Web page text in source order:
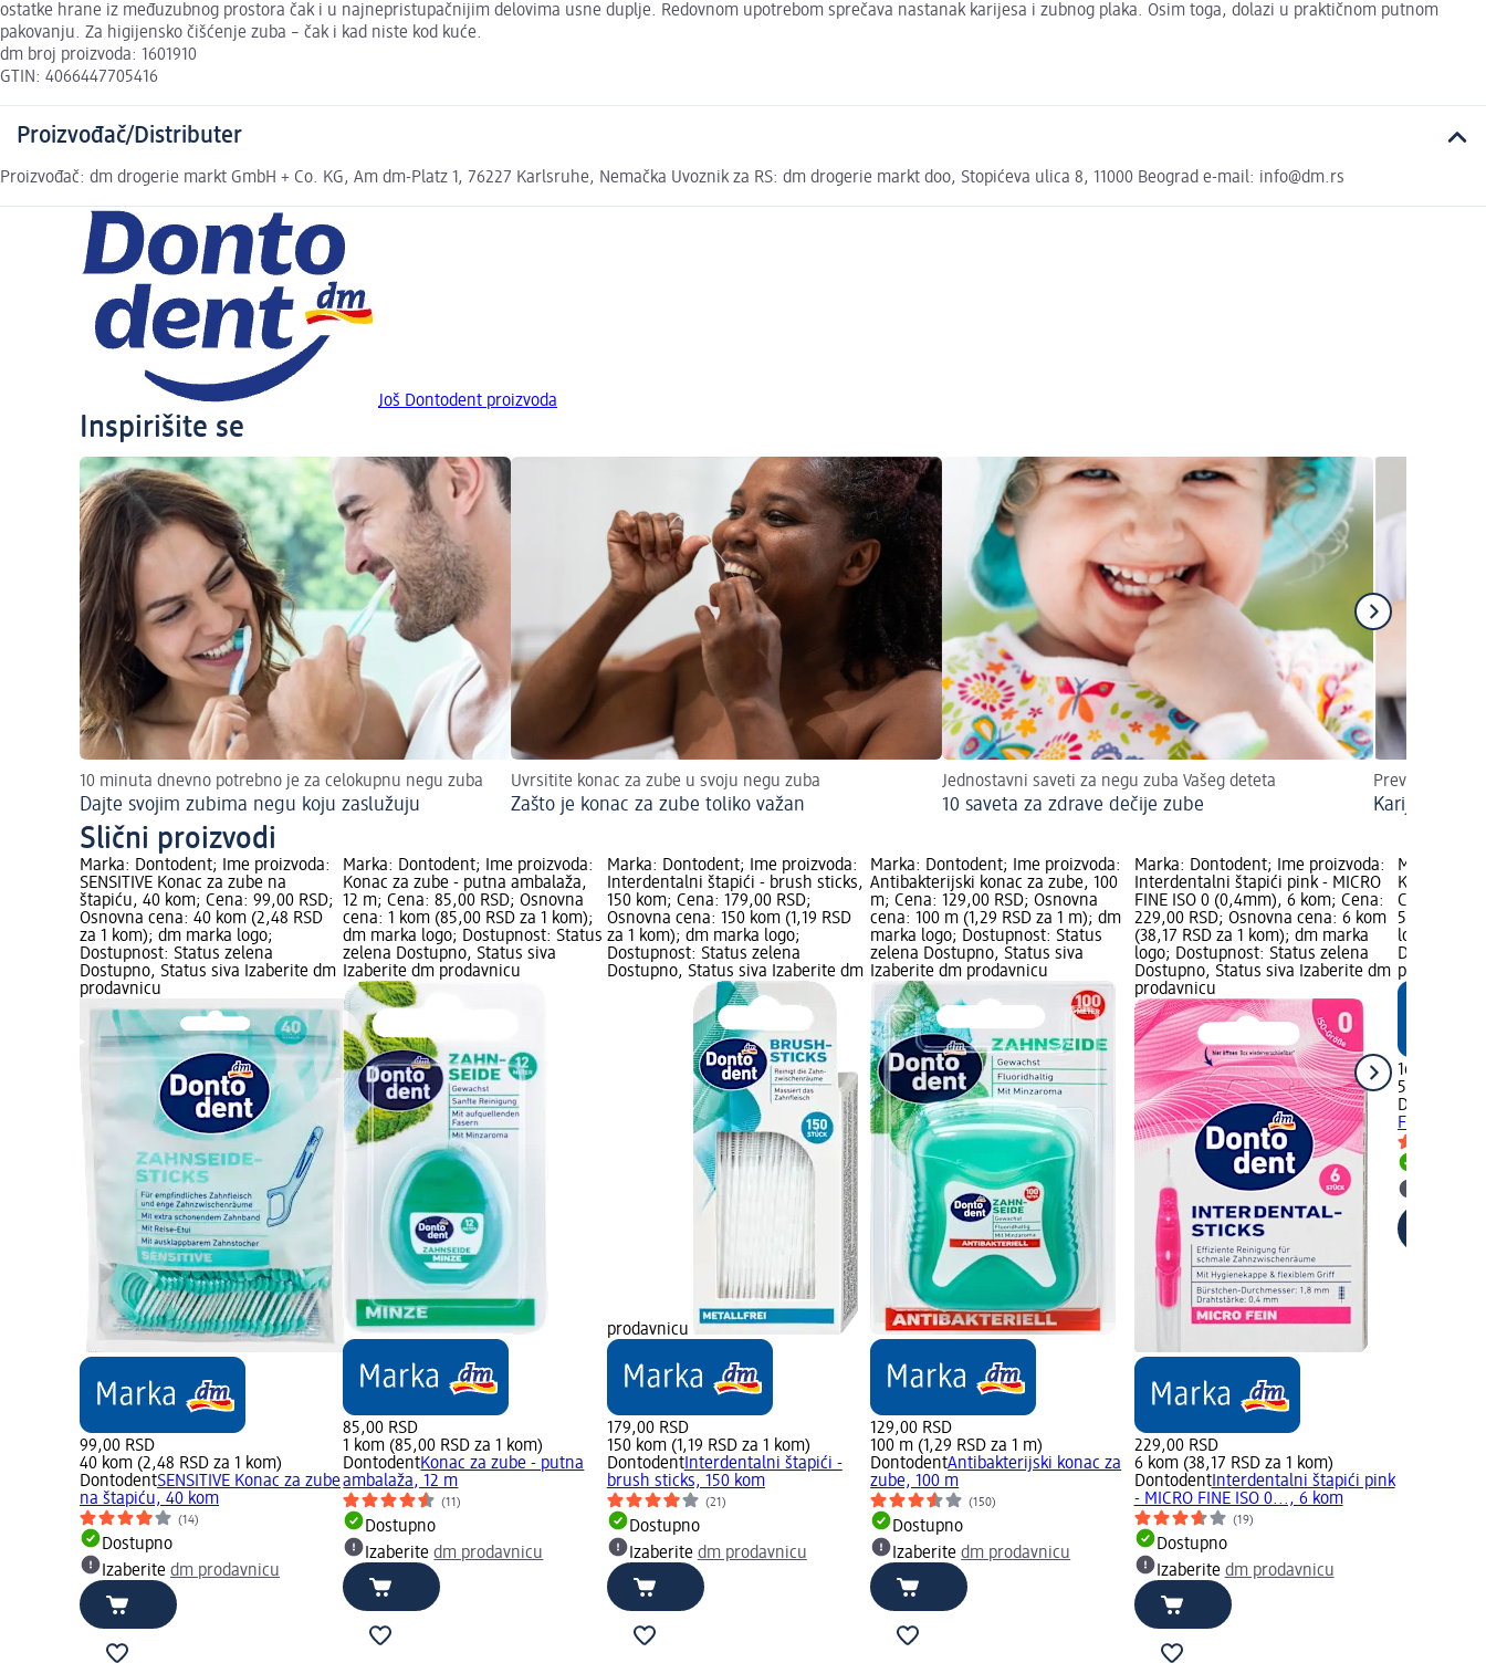
ostatke hrane iz međuzubnog prostora čak i u najnepristupačnijim delovima usne duplje. Redovnom upotrebom sprečava nastanak karijesa i zubnog plaka. Osim toga, dolazi u praktičnom putnom
pakovanju. Za higijensko čišćenje zuba – čak i kad niste kod kuće.
dm broj proizvoda: 1601910
GTIN: 4066447705416
Proizvođač/Distributer
Proizvođač: dm drogerie markt GmbH + Co. KG, Am dm-Platz 1, 76227 Karlsruhe, Nemačka Uvoznik za RS: dm drogerie markt doo, Stopićeva ulica 8, 11000 Beograd e-mail: info@dm.rs
Još Dontodent proizvoda
Inspirišite se
10 minuta dnevno potrebno je za celokupnu negu zuba
Dajte svojim zubima negu koju zaslužuju
Uvrsitite konac za zube u svoju negu zuba
Zašto je konac za zube toliko važan
Jednostavni saveti za negu zuba Vašeg deteta
10 saveta za zdrave dečije zube
Prevencija,
Karijes kod
Slični proizvodi
Marka: Dontodent; Ime proizvoda:
SENSITIVE Konac za zube na
štapiću, 40 kom; Cena: 99,00 RSD;
Osnovna cena: 40 kom (2,48 RSD
za 1 kom); dm marka logo;
Dostupnost: Status zelena
Dostupno, Status siva Izaberite dm
prodavnicu
99,00 RSD
40 kom (2,48 RSD za 1 kom)
DontodentSENSITIVE Konac za zube
na štapiću, 40 kom
(14)
Dostupno
Izaberite dm prodavnicu
Marka: Dontodent; Ime proizvoda:
Konac za zube - putna ambalaža,
12 m; Cena: 85,00 RSD; Osnovna
cena: 1 kom (85,00 RSD za 1 kom);
dm marka logo; Dostupnost: Status
zelena Dostupno, Status siva
Izaberite dm prodavnicu
85,00 RSD
1 kom (85,00 RSD za 1 kom)
DontodentKonac za zube - putna
ambalaža, 12 m
(11)
Dostupno
Izaberitedm prodavnicu
Marka: Dontodent; Ime proizvoda:
Interdentalni štapići - brush sticks,
150 kom; Cena: 179,00 RSD;
Osnovna cena: 150 kom (1,19 RSD
za 1 kom); dm marka logo;
Dostupnost: Status zelena
Dostupno, Status siva Izaberite dm
prodavnicu
179,00 RSD
150 kom (1,19 RSD za 1 kom)
DontodentInterdentalni štapići -
brush sticks, 150 kom
(21)
Dostupno
Izaberite dm prodavnicu
Marka: Dontodent; Ime proizvoda:
Antibakterijski konac za zube, 100
m; Cena: 129,00 RSD; Osnovna
cena: 100 m (1,29 RSD za 1 m); dm
marka logo; Dostupnost: Status
zelena Dostupno, Status siva
Izaberite dm prodavnicu
129,00 RSD
100 m (1,29 RSD za 1 m)
DontodentAntibakterijski konac za
zube, 100 m
(150)
Dostupno
Izaberitedm prodavnicu
Marka: Dontodent; Ime proizvoda:
Interdentalni štapići pink - MICRO
FINE ISO 0 (0,4mm), 6 kom; Cena:
229,00 RSD; Osnovna cena: 6 kom
(38,17 RSD za 1 kom); dm marka
logo; Dostupnost: Status zelena
Dostupno, Status siva Izaberite dm
prodavnicu
229,00 RSD
6 kom (38,17 RSD za 1 kom)
DontodentInterdentalni štapići pink
- MICRO FINE ISO 0..., 6 kom
(19)
Dostupno
Izaberite dm prodavnicu
Marka:
Konac za
Cena:
50 m (3,38
logo;
Dostupno,
prodavnicu
169,00 RSD
50 m (3,38
Dontodent
Floss, 50 m